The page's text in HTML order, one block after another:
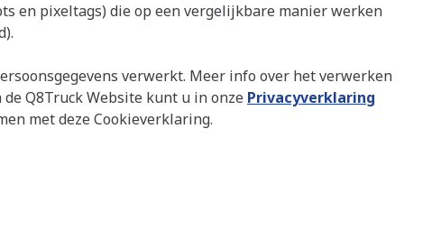
en pixeltags) die op een vergelijkbare manier werken
verwerkt. Meer info over het verwerken
Q8Truck Website kunt u in onze Privacyverklaring
met deze Cookieverklaring.